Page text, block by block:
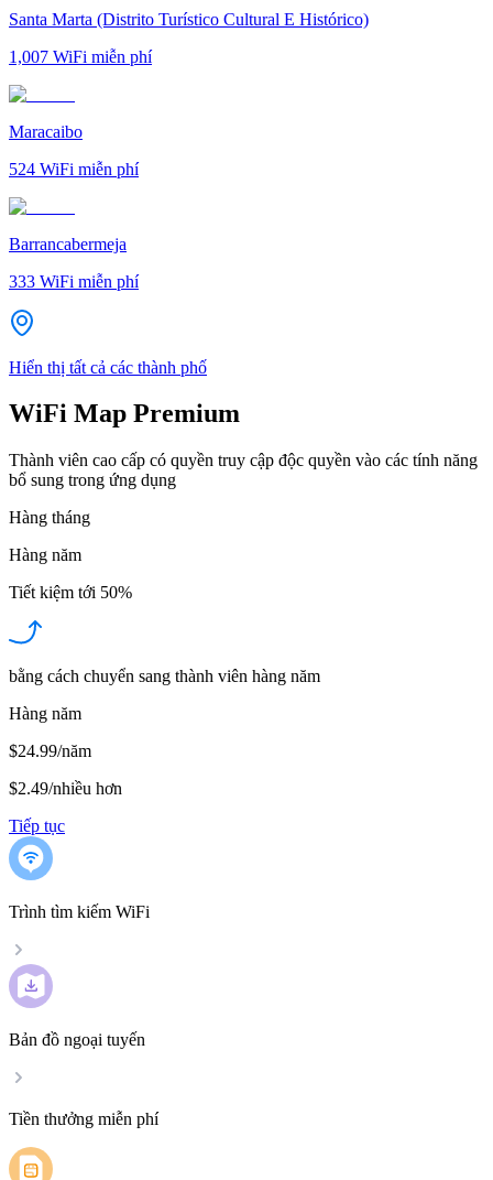
Santa Marta (Distrito Turístico Cultural E Histórico)
1,007 WiFi miễn phí
Maracaibo
524 WiFi miễn phí
Barrancabermeja
333 WiFi miễn phí
Hiển thị tất cả các thành phố
WiFi Map Premium
Thành viên cao cấp có quyền truy cập độc quyền vào các tính năng
bổ sung trong ứng dụng
Hàng tháng
Hàng năm
Tiết kiệm tới 50%
bằng cách chuyển sang thành viên hàng năm
Hàng năm
$24.99/năm
$2.49/nhiều hơn
Tiếp tục
Trình tìm kiếm WiFi
Bản đồ ngoại tuyến
Tiền thưởng miễn phí